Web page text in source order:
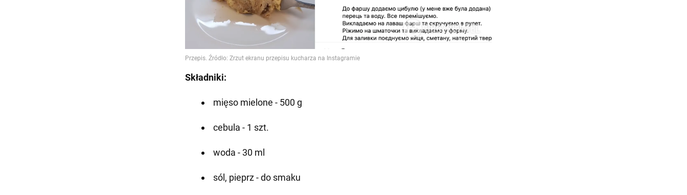
Składniki:
mięso mielone - 500 g
cebula - 1 szt.
woda - 30 ml
sól, pieprz - do smaku